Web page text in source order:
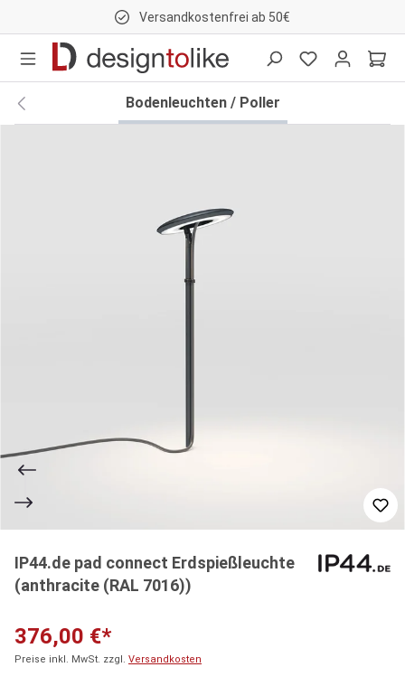
Versandkostenfrei ab 50€
Bodenleuchten / Poller
IP44.de pad connect Erdspießleuchte
(anthracite (RAL 7016))
376,00 €*
Preise inkl. MwSt. zzgl. Versandkosten